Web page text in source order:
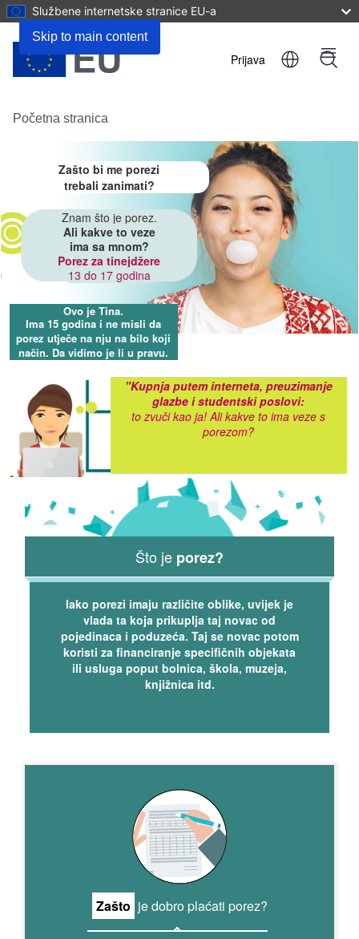
Skip to main content
Službene internetske stranice EU-a
User
menu
Prijava Menu
Početna stranica
Zašto bi me porezi
trebali zanimati?
Znam što je porez.
Ali kakve to veze
ima sa mnom?
Porez za tinejdžere
13 do 17 godina
Ovo je Tina.
Ima 15 godina i ne misli da
porez utječe na nju na bilo koji
način. Da vidimo je li u pravu.
"Kupnja putem interneta, preuzimanje
glazbe i studentski poslovi:
to zvuči kao ja! Ali kakve to ima veze s
porezom?
Što je porez?
Iako porezi imaju različite oblike, uvijek je
vlada ta koja prikuplja taj novac od
pojedinaca i poduzeća. Taj se novac potom
koristi za financiranje specifičnih objekata
ili usluga poput bolnica, škola, muzeja,
knjižnica itd.
Zašto je dobro plaćati porez?